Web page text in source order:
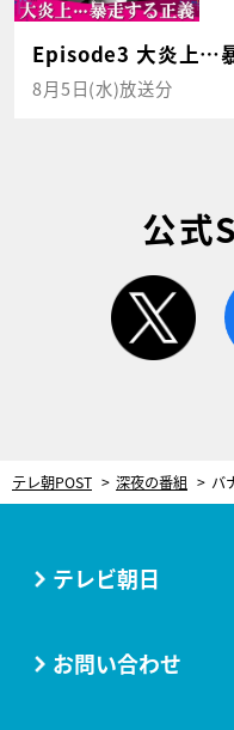
Episode3 大炎上…
8月5日(水)放送分
公式
テレ朝POST 深夜の番組
テレビ朝日
お問い合わせ